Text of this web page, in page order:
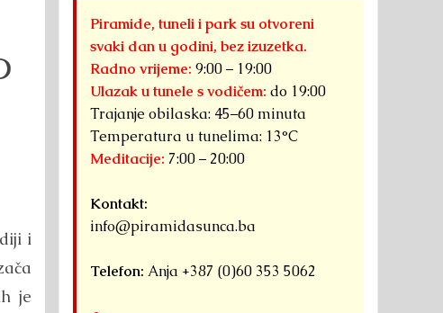
i
je
Piramide, tuneli i park su otvoreni
svaki dan u godini, bez izuzetka.
Radno vrijeme: 9:00 – 19:00
Ulazak u tunele s vodičem: do 19:00
Trajanje obilaska: 45–60 minuta
Temperatura u tunelima: 13°C
Meditacije: 7:00 – 20:00
Kontakt:
info@piramidasunca.ba
Telefon: Anja +387 (0)60 353 5062